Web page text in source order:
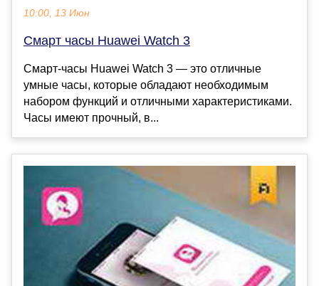
10:00, 13 Июн
Смарт часы Huawei Watch 3
Смарт-часы Huawei Watch 3 — это отличные
умные часы, которые обладают необходимым
набором функций и отличными характеристиками.
Часы имеют прочный, в...